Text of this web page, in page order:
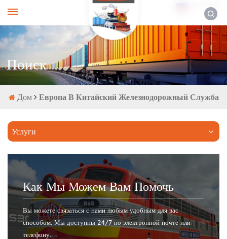
Поиск
Дом Европа В Китайский Железнодорожный Служба
Услуги
Как Мы Можем Вам Помочь
Вы можете связаться с нами любым удобным для вас
способом. Мы доступны 24/7 по электронной почте или
телефону.